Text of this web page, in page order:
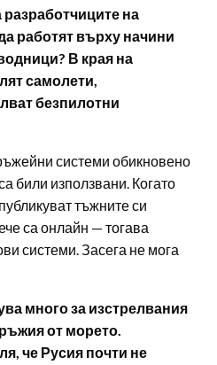
на
работят върху начини
В края на
самолети,
безпилотни
системи обикновено
били използвани. Когато
тъжните си
са онлайн — тогава
системи. Засега не мога
много за изстрелвания
от морето.
че Русия почти не